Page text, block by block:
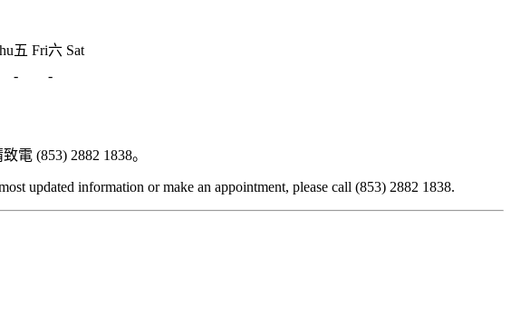
五 Fri六 Sat
- -
(853) 2882 1838。
updated information or make an appointment, please call (853) 2882 1838.